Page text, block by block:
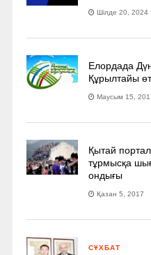
Шілде 20, 2024
Елордада
Құрылтайы
Маусым 15,
Қытай
тұрмысқа
ондығы
Қазан 5, 2017
СҰХБАТ